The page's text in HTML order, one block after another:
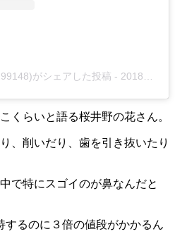
がシェアした投稿 - 2018年 9月月30日午前8時39分PDT
くらいと語る桜井野の花さん。
、削いだり、歯を引き抜いたり
で特にスゴイのが鼻なんだと
するのに３倍の値段がかかるん